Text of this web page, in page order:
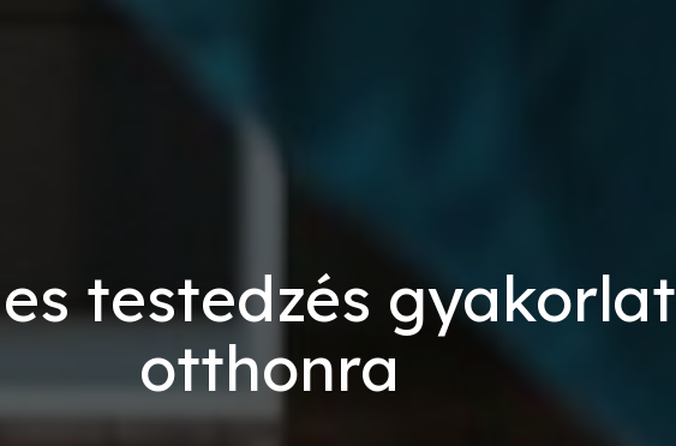
testedzés gyakorlat
otthonra